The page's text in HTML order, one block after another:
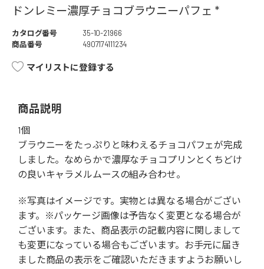
ドンレミー濃厚チョコブラウニーパフェ *
カタログ番号
35-10-21966
商品番号
4907174111234
マイリストに登録する
商品説明
1個
ブラウニーをたっぷりと味わえるチョコパフェが完成
しました。なめらかで濃厚なチョコプリンとくちどけ
の良いキャラメルムースの組み合わせ。
※写真はイメージです。実物とは異なる場合がござい
ます。※パッケージ画像は予告なく変更となる場合が
ございます。また、商品表示の記載内容に関しまして
も変更になっている場合もございます。お手元に届き
ました商品の表示をご確認いただきますようお願いし